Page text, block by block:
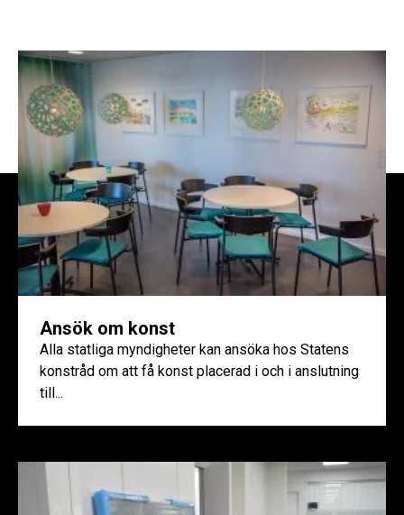
Ansök om konst
Alla statliga myndigheter kan ansöka hos Statens
konstråd om att få konst placerad i och i anslutning
till...